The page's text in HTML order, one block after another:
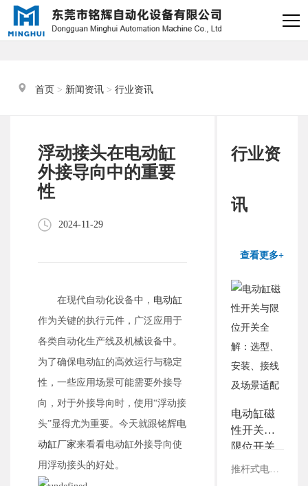
首页 > 新闻资讯 > 行业资讯
浮动接头在电动缸
外接导向中的重要
性
2024-11-29
在现代自动化设备中， 电动缸
作为关键的执行元件，广泛应用于
各类自动化生产线及机械设备中。
为了确保电动缸的高效运行与稳定
性，一些应用场景可能需要外接导
向，对于外接导向时，使用“浮动接
头”显得尤为重要。今天就跟铭辉电
动缸厂家来看看电动缸外接导向使
用浮动接头的好处。
行业资
讯
查看更多+
电动缸磁
性开关与
限位开关
全解：选
推杆式电缸与滑台式电缸：结构、性能及适用领域对比
您好，我是电缸小助手，很高兴为
您服务
常见问题
1.电动缸推力与速度计算